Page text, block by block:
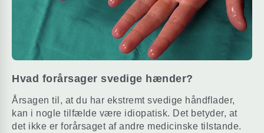
Hvad forårsager svedige hænder?
Årsagen til, at du har ekstremt svedige håndflader,
kan i nogle tilfælde være idiopatisk. Det betyder, at
det ikke er forårsaget af andre medicinske tilstande.